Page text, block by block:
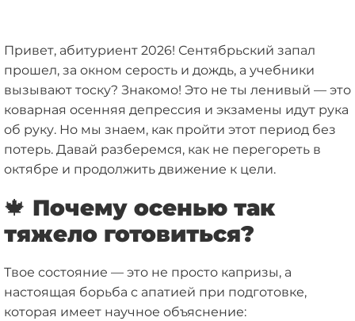
Привет, абитуриент 2026! Сентябрьский запал
прошел, за окном серость и дождь, а учебники
вызывают тоску? Знакомо! Это не ты ленивый — это
коварная осенняя депрессия и экзамены идут рука
об руку. Но мы знаем, как пройти этот период без
потерь. Давай разберемся, как не перегореть в
октябре и продолжить движение к цели.
🍁 Почему осенью так
тяжело готовиться?
Твое состояние — это не просто капризы, а
настоящая борьба с апатией при подготовке,
которая имеет научное объяснение: